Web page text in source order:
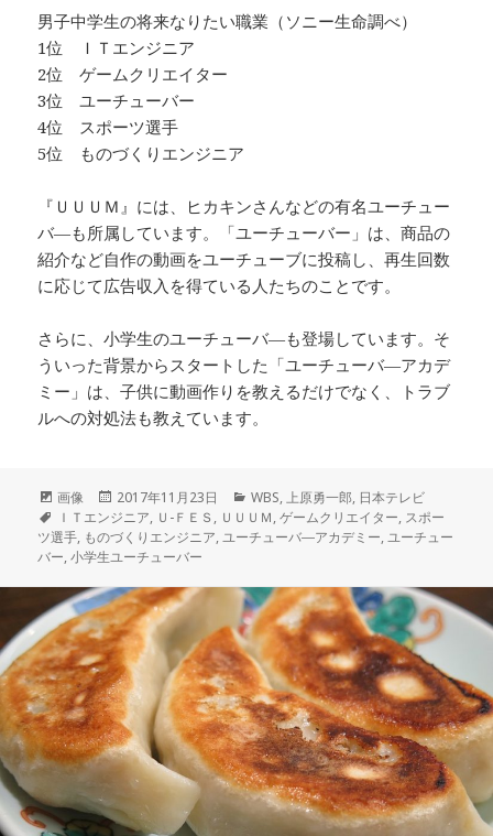
男子中学生の将来なりたい職業（ソニー生命調べ）
1位 ＩＴエンジニア
2位 ゲームクリエイター
3位 ユーチューバー
4位 スポーツ選手
5位 ものづくりエンジニア
『ＵＵＵＭ』には、ヒカキンさんなどの有名ユーチュー
バ―も所属しています。「ユーチューバー」は、商品の
紹介など自作の動画をユーチューブに投稿し、再生回数
に応じて広告収入を得ている人たちのことです。
さらに、小学生のユーチューバ―も登場しています。そ
ういった背景からスタートした「ユーチューバ―アカデ
ミー」は、子供に動画作りを教えるだけでなく、トラブ
ルへの対処法も教えています。
フ
ォ
ー
マ
ト
画像
投
稿
日:
2017年11月23日
カ
テ
ゴ
WBS,上原勇一郎, 日本テレビ
タ
グ
ＩＴエンジニア, Ｕ-ＦＥＳ , ＵＵＵＭ,ゲームクリエイター, スポー
ツ選手, ものづくりエンジニア,ユーチューバ―アカデミー,ユーチュー
バー,小学生ユーチューバー